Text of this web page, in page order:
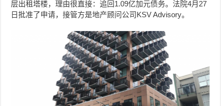
层出租塔楼，理由很直接：追回1.09亿加元债务。法院4月27
日批准了申请，接管方是地产顾问公司KSV Advisory。